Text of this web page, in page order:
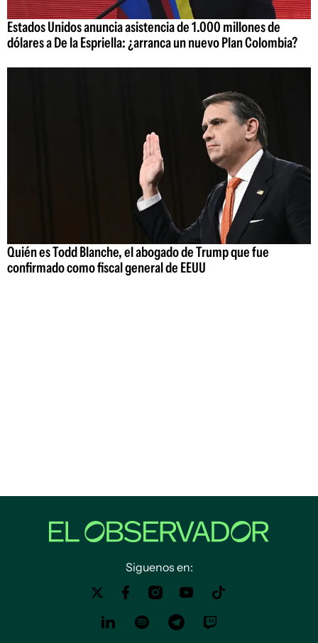
Estados Unidos anuncia asistencia de 1.000 millones de
dólares a De la Espriella: ¿arranca un nuevo Plan Colombia?
Quién es Todd Blanche, el abogado de Trump que fue
confirmado como fiscal general de EEUU
Siguenos en: